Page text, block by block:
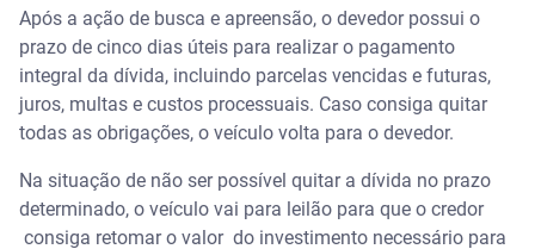
Após a ação de busca e apreensão, o devedor possui o
prazo de cinco dias úteis para realizar o pagamento
integral da dívida, incluindo parcelas vencidas e futuras,
juros, multas e custos processuais. Caso consiga quitar
todas as obrigações, o veículo volta para o devedor.
Na situação de não ser possível quitar a dívida no prazo
determinado, o veículo vai para leilão para que o credor
consiga retomar o valor do investimento necessário para